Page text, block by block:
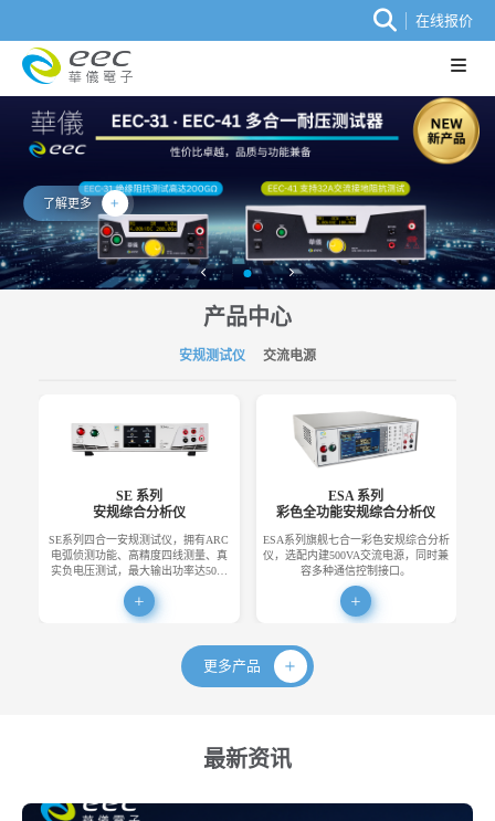
在线报价
了解更多
产品中心
安规测试仪 交流电源
SE 系列
安规综合分析仪
SE系列四合一安规测试仪，拥有ARC
电弧侦测功能、高精度四线测量、真
实负电压测试，最大输出功率达50…
ESA 系列
彩色全功能安规综合分析仪
ESA系列旗舰七合一彩色安规综合分析
仪，选配内建500VA交流电源，同时兼
容多种通信控制接口。
更多产品
最新资讯